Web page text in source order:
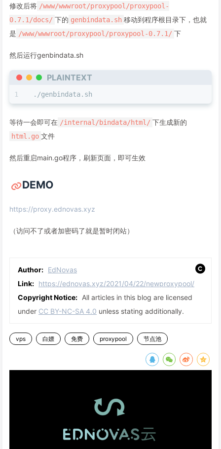
修改后将 /www/wwwroot/proxypool/proxypool-
0.7.1/docs/ 下的 genbindata.sh 移动到程序根目录下，也就
是 /www/wwwroot/proxypool/proxypool-0.7.1/ 下
然后运行genbindata.sh
PLAINTEXT
./genbindata.sh
等待一会即可在 /internal/bindata/html/ 下生成新的
html.go 文件
然后重启main.go程序，刷新页面，即可生效
DEMO
https://proxy.ednovas.xyz
（访问不了或者加密码了就是暂时闭站）
Author: EdNovas
Link: https://ednovas.xyz/2021/04/22/newproxypool/
Copyright Notice: All articles in this blog are licensed
under CC BY-NC-SA 4.0 unless stating additionally.
vps 白嫖 免费 proxypool 节点池